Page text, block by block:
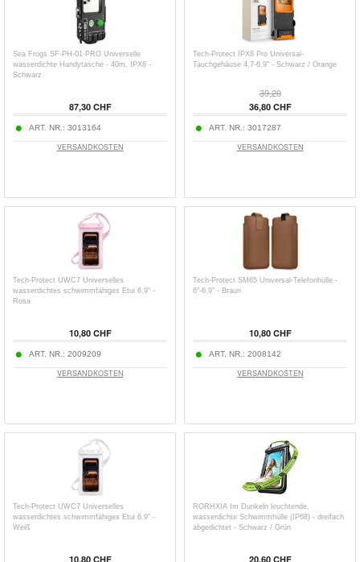
Sea Frogs SF-PH-01-PRO Universelle
wasserdichte Handytasche - 40m, IPX8 -
Schwarz
87,30 CHF
ART. NR.: 3013164
VERSANDKOSTEN
Tech-Protect IPX8 Pro Universal-
Tauchgehäuse 4.7-6.9" - Schwarz / Orange
39,20
36,80 CHF
ART. NR.: 3017287
VERSANDKOSTEN
Tech-Protect UWC7 Universelles
wasserdichtes schwimmfähiges Etui 6.9" -
Rosa
10,80 CHF
ART. NR.: 2009209
VERSANDKOSTEN
Tech-Protect SM65 Universal-Telefonhülle -
6"-6.9" - Braun
10,80 CHF
ART. NR.: 2008142
VERSANDKOSTEN
Tech-Protect UWC7 Universelles
wasserdichtes schwimmfähiges Etui 6.9" -
Weiß
10,80 CHF
RORHXIA Im Dunkeln leuchtende,
wasserdichte Schwimmhülle (IP68) - dreifach
abgedichtet - Schwarz / Grün
20,60 CHF